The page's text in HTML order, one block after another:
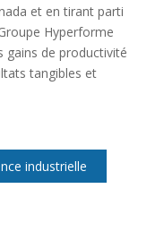
et en tirant parti
Hyperforme
gains de productivité
tangibles et
industrielle